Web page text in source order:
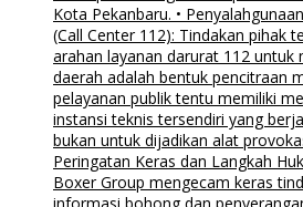
Kota Pekanbaru. •
(Call Center 112): Tindakan pihak
arahan layanan darurat 112 untuk
daerah adalah bentuk pencitraan
pelayanan publik tentu memiliki
instansi teknis tersendiri yang
bukan untuk dijadikan alat
Peringatan Keras dan Langkah
Boxer Group mengecam keras